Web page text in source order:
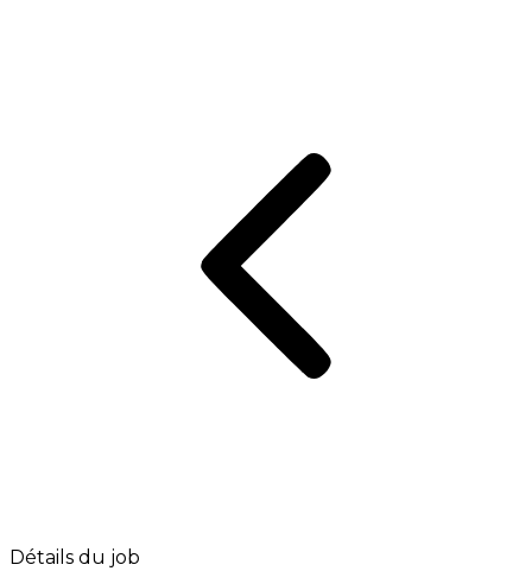
Détails du job